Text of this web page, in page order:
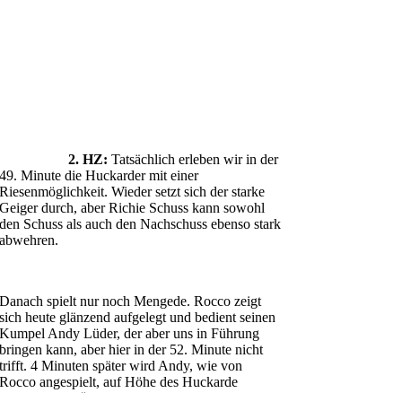
2. HZ:Tatsächlich erleben wir in der
49. Minute die Huckarder mit einer
Riesenmöglichkeit. Wieder setzt sich der starke
Geiger durch, aber Richie Schuss kann sowohl
den Schuss als auch den Nachschuss ebenso stark
abwehren.
Danach spielt nur noch Mengede. Rocco zeigt
sich heute glänzend aufgelegt und bedient seinen
Kumpel Andy Lüder, der aber uns in Führung
bringen kann, aber hier in der 52. Minute nicht
trifft. 4 Minuten später wird Andy, wie von
Rocco angespielt, auf Höhe des Huckarde